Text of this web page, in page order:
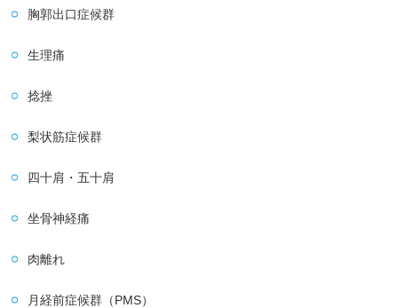
胸郭出口症候群
生理痛
捻挫
梨状筋症候群
四十肩・五十肩
坐骨神経痛
肉離れ
月経前症候群（PMS）